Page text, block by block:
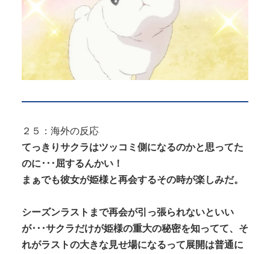
２５：海外の反応
てっきりサクラはツッコミ側になるのかと思ってた
のに･･･屈するんかい！
まぁでも彼女が姫様と再会するその時が楽しみだ。
シーズンラストまで再会が引っ張られないといい
が･･･サクラだけが姫様の重大の秘密を知ってて、そ
れがラストの大きな見せ場になるって展開は普通に